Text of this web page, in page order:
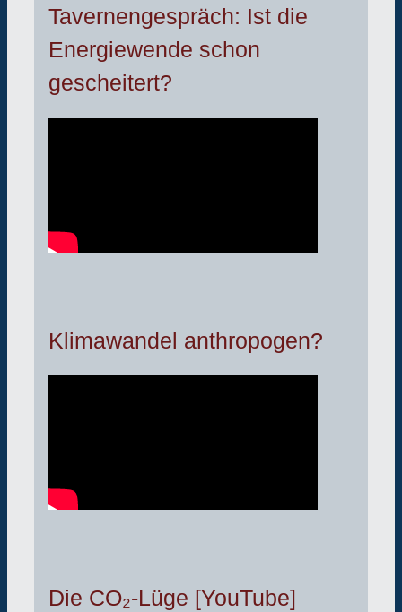
Tavernengespräch: Ist die
Energiewende schon
gescheitert?
Klimawandel anthropogen?
Die CO₂-Lüge [YouTube]